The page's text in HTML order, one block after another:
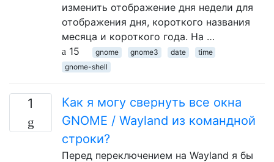
изменить отображение дня недели для
отображения дня, короткого названия
месяца и короткого года. На …
15
gnome gnome3 date
time
gnome-shell
1
Как я могу свернуть все окна
GNOME / Wayland из командной
строки?
Перед переключением на Wayland я бы